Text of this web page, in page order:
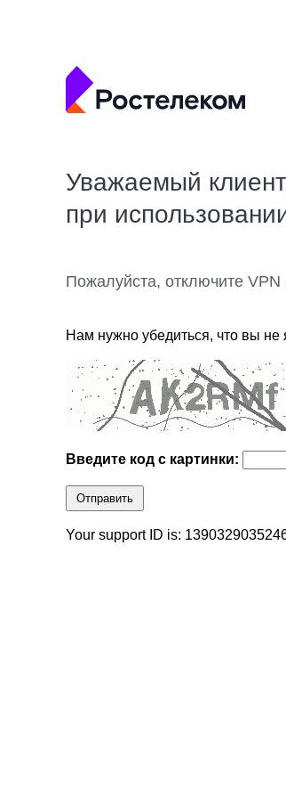
Уважаемый
при
Пожалуйста, отключите
Нам нужно убедиться, что вы не
Введите код с картинки:
Отправить
Your support ID is: